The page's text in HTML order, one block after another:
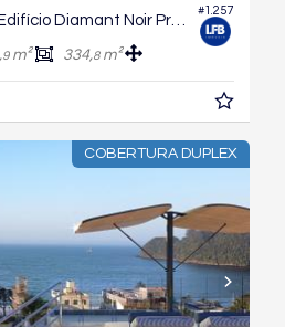
#1.257
9m² 334,8m²
COBERTURA DUPLEX